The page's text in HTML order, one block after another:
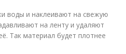
воды и наклеивают на свежую
на ленту и удаляют
Так материал будет плотнее